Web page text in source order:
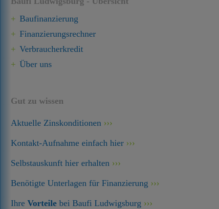
Baufinanzierung
Finanzierungsrechner
Verbraucherkredit
Über uns
Gut zu wissen
Aktuelle Zinskonditionen
Kontakt-Aufnahme einfach hier
Selbstauskunft hier erhalten
Benötigte Unterlagen für Finanzierung
IhreVorteile bei Baufi Ludwigsburg